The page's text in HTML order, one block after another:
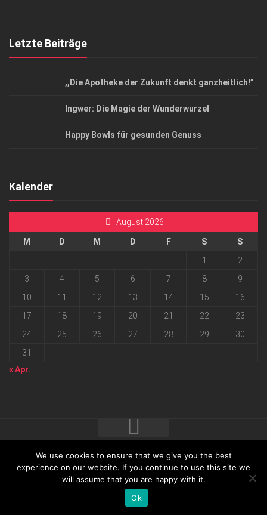
Letzte Beiträge
,,Die Apotheke der Zukunft denkt ganzheitlich!”
Ingwer: Die Magie der Wunderwurzel
Happy Bowls für gesunden Genuss
Kalender
August 2026
M D M D F S
S
1
2
3
4 5 6 7 8
9
10
11 12 13 14 15
16
17
18 19 20 21 22
23
24
25 26 27 28 29
30
31
« Apr.
2026 progressmedia Verlag & Werbeagentur GmbH • Bautzner
Landstraße 62 • 01324 Dresden
We use cookies to ensure that we give you the best
experience on our website. If you continue to use this site we
will assume that you are happy with it.
Ok